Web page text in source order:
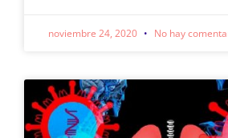
noviembre 24, 2020 No hay